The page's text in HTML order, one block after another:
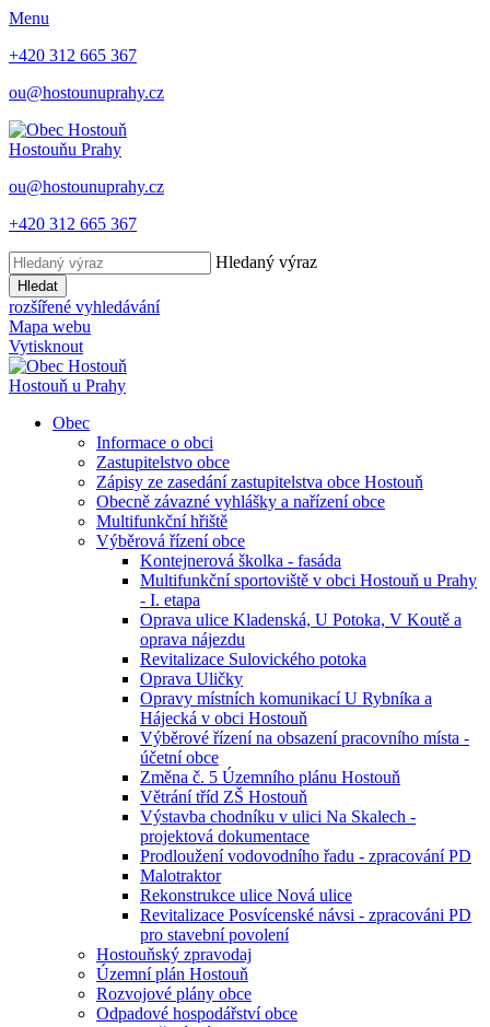
Menu
+420 312 665 367
ou@hostounuprahy.cz
Hostouňu Prahy
ou@hostounuprahy.cz
+420 312 665 367
Hledaný výraz
Hledat
rozšířené vyhledávání
Mapa webu
Vytisknout
Hostouň u Prahy
Obec
Informace o obci
Zastupitelstvo obce
Zápisy ze zasedání zastupitelstva obce Hostouň
Obecně závazné vyhlášky a nařízení obce
Multifunkční hřiště
Výběrová řízení obce
Kontejnerová školka - fasáda
Multifunkční sportoviště v obci Hostouň u Prahy
- I. etapa
Oprava ulice Kladenská, U Potoka, V Koutě a
oprava nájezdu
Revitalizace Sulovického potoka
Oprava Uličky
Opravy místních komunikací U Rybníka a
Hájecká v obci Hostouň
Výběrové řízení na obsazení pracovního místa -
účetní obce
Změna č. 5 Územního plánu Hostouň
Větrání tříd ZŠ Hostouň
Výstavba chodníku v ulici Na Skalech -
projektová dokumentace
Prodloužení vodovodního řadu - zpracování PD
Malotraktor
Rekonstrukce ulice Nová ulice
Revitalizace Posvícenské návsi - zpracováni PD
pro stavební povolení
Hostouňský zpravodaj
Územní plán Hostouň
Rozvojové plány obce
Odpadové hospodářství obce